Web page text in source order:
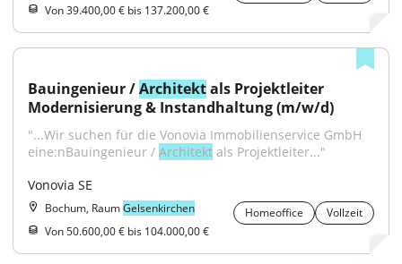
Von 39.400,00 € bis 137.200,00 €
Bauingenieur / Architekt als Projektleiter
Modernisierung & Instandhaltung (m/w/d)
"...Wir suchen für die Vonovia Immobilienservice GmbH
eine:nBauingenieur / Architekt als Projektleiter..."
Vonovia SE
Bochum, RaumGelsenkirchen Homeoffice
Vollzeit
Von 50.600,00 € bis 104.000,00 €